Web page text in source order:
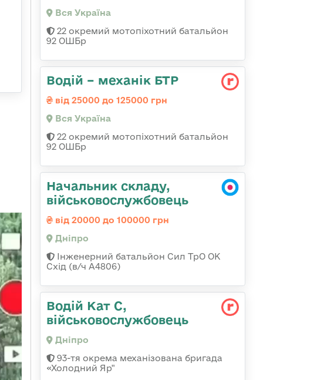
Вся Україна
22 окремий мотопіхотний батальйон
92 ОШБр
Водій – механік БТР
від 25000 до 125000 грн
Вся Україна
22 окремий мотопіхотний батальйон
92 ОШБр
Начальник складу,
військовослужбовець
від 20000 до 100000 грн
Дніпро
Інженерний батальйон Сил ТрО ОК
Схід (в/ч А4806)
Водій Кат С,
військовослужбовець
Дніпро
93-тя окрема механізована бригада
«Холодний Яр"